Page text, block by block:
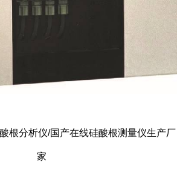
根分析仪/国产在线硅酸根测量仪生产厂
家